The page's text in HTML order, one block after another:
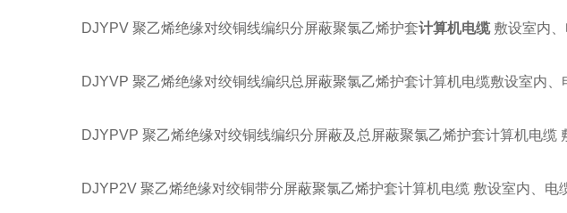
DJYPV 聚乙烯绝缘对绞铜线编织分屏蔽聚氯乙烯护套计算机电缆敷设室内、
DJYVP 聚乙烯绝缘对绞铜线编织总屏蔽聚氯乙烯护套计算机电缆敷设室内
DJYPVP 聚乙烯绝缘对绞铜线编织分屏蔽及总屏蔽聚氯乙烯护套计算机电缆
DJYP2V 聚乙烯绝缘对绞铜带分屏蔽聚氯乙烯护套计算机电缆 敷设室内、电